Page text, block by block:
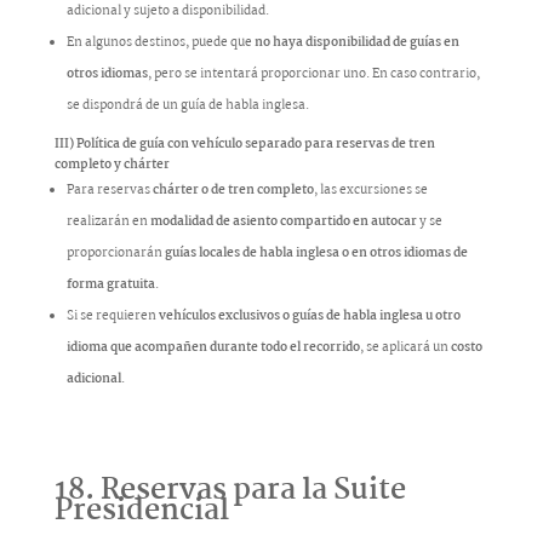
adicional y sujeto a disponibilidad.
En algunos destinos, puede queno haya disponibilidad de guías en
otros idiomas, pero se intentará proporcionar uno. En caso contrario,
se dispondrá de un guía de habla inglesa.
III) Política de guía con vehículo separado para reservas de tren
completo y chárter
Para reservaschárter o de tren completo, las excursiones se
realizarán enmodalidad de asiento compartido en autocary se
proporcionaránguías locales de habla inglesa o en otros idiomas de
forma gratuita.
Si se requierenvehículos exclusivos o guías de habla inglesa u otro
idioma que acompañen durante todo el recorrido, se aplicará uncosto
adicional.
18. Reservas para la Suite
Presidencial